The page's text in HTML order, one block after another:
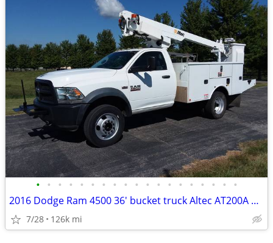
• • • • • • • • • • • • • • • • • • •
2016 Dodge Ram 4500 36' bucket truck Altec AT200A Very Solid Nice
7/28 126k mi